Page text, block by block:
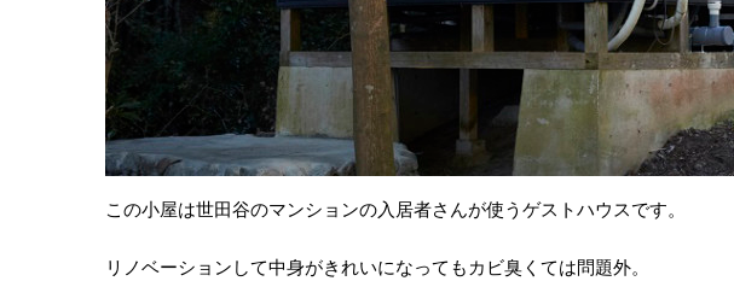
この小屋は世田谷のマンションの入居者さんが使うゲストハウスです。
リノベーションして中身がきれいになってもカビ臭くては問題外。